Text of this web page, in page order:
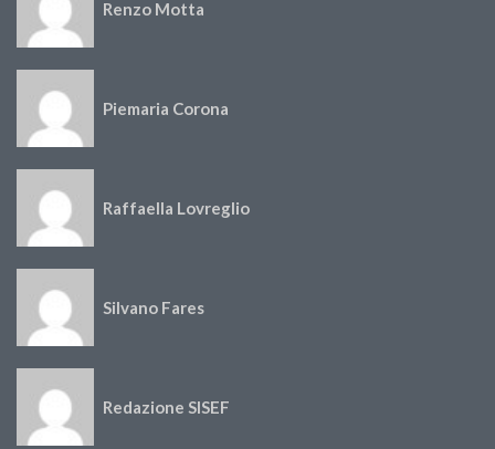
Renzo Motta
Piemaria Corona
Raffaella Lovreglio
Silvano Fares
Redazione SISEF